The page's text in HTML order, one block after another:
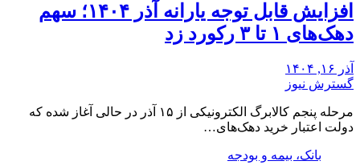
افزایش قابل توجه یارانه آذر ۱۴۰۴؛ سهم
دهک‌های ۱ تا ۳ رکورد زد
آذر ۱۶, ۱۴۰۴
گسترش نیوز
مرحله پنجم کالابرگ الکترونیکی از ۱۵ آذر در حالی آغاز شده که
دولت اعتبار خرید دهک‌های…
بانک، بیمه و بودجه